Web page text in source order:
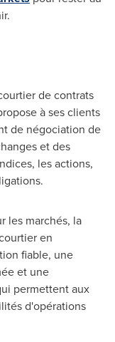
de contrats
à ses clients
de négociation de
et des
les actions,
les marchés, la
en
fiable, une
et une
permettent aux
d'opérations